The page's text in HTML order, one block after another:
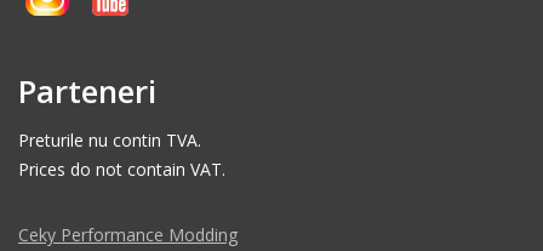
Parteneri
Preturile nu contin TVA.
Prices do not contain VAT.
Ceky Performance Modding